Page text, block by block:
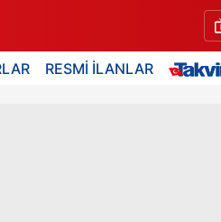
RESMİ İLANLAR